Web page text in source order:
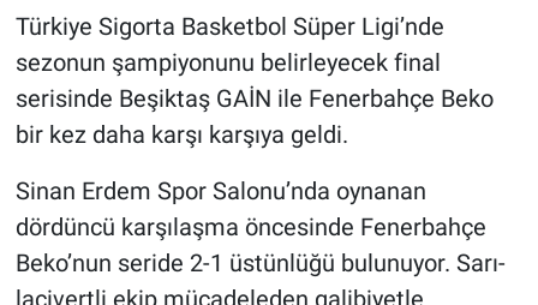
Türkiye Sigorta Basketbol Süper Ligi’nde
sezonun şampiyonunu belirleyecek final
serisinde Beşiktaş GAİN ile Fenerbahçe Beko
bir kez daha karşı karşıya geldi.
Sinan Erdem Spor Salonu’nda oynanan
dördüncü karşılaşma öncesinde Fenerbahçe
Beko’nun seride 2-1 üstünlüğü bulunuyor. Sarı-
lacivertli ekip mücadeleden galibiyetle